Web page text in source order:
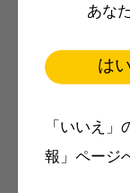
あな
はい
「いいえ
報」ページ